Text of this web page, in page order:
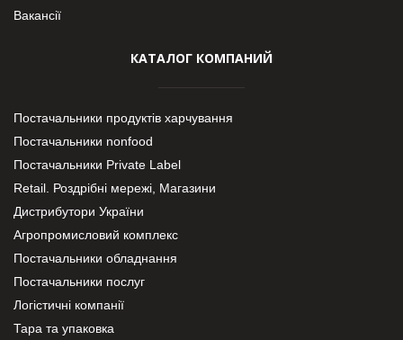
Вакансії
КАТАЛОГ КОМПАНИЙ
Постачальники продуктів харчування
Постачальники nonfood
Постачальники Private Label
Retail. Роздрібні мережі, Магазини
Дистрибутори України
Агропромисловий комплекс
Постачальники обладнання
Постачальники послуг
Логістичні компанії
Тара та упаковка